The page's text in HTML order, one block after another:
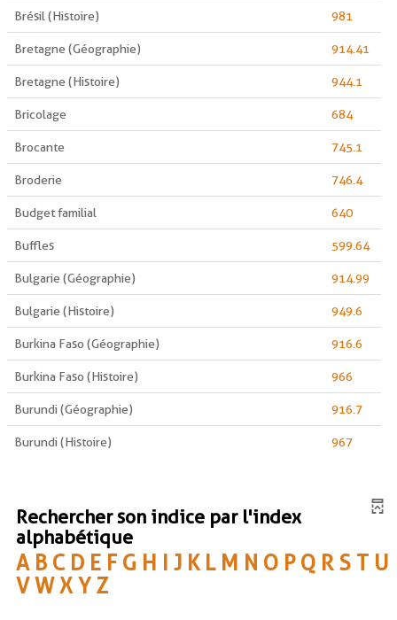
Brésil (Histoire) 981
Bretagne (Géographie) 914.41
Bretagne (Histoire) 944.1
Bricolage 684
Brocante 745.1
Broderie 746.4
Budget familial 640
Buffles 599.64
Bulgarie (Géographie) 914.99
Bulgarie (Histoire) 949.6
Burkina Faso (Géographie) 916.6
Burkina Faso (Histoire) 966
Burundi (Géographie) 916.7
Burundi (Histoire) 967
Rechercher son indice par l'index
alphabétique
A B C D E F G H J K L M N O P Q R S T U
V W X Y Z